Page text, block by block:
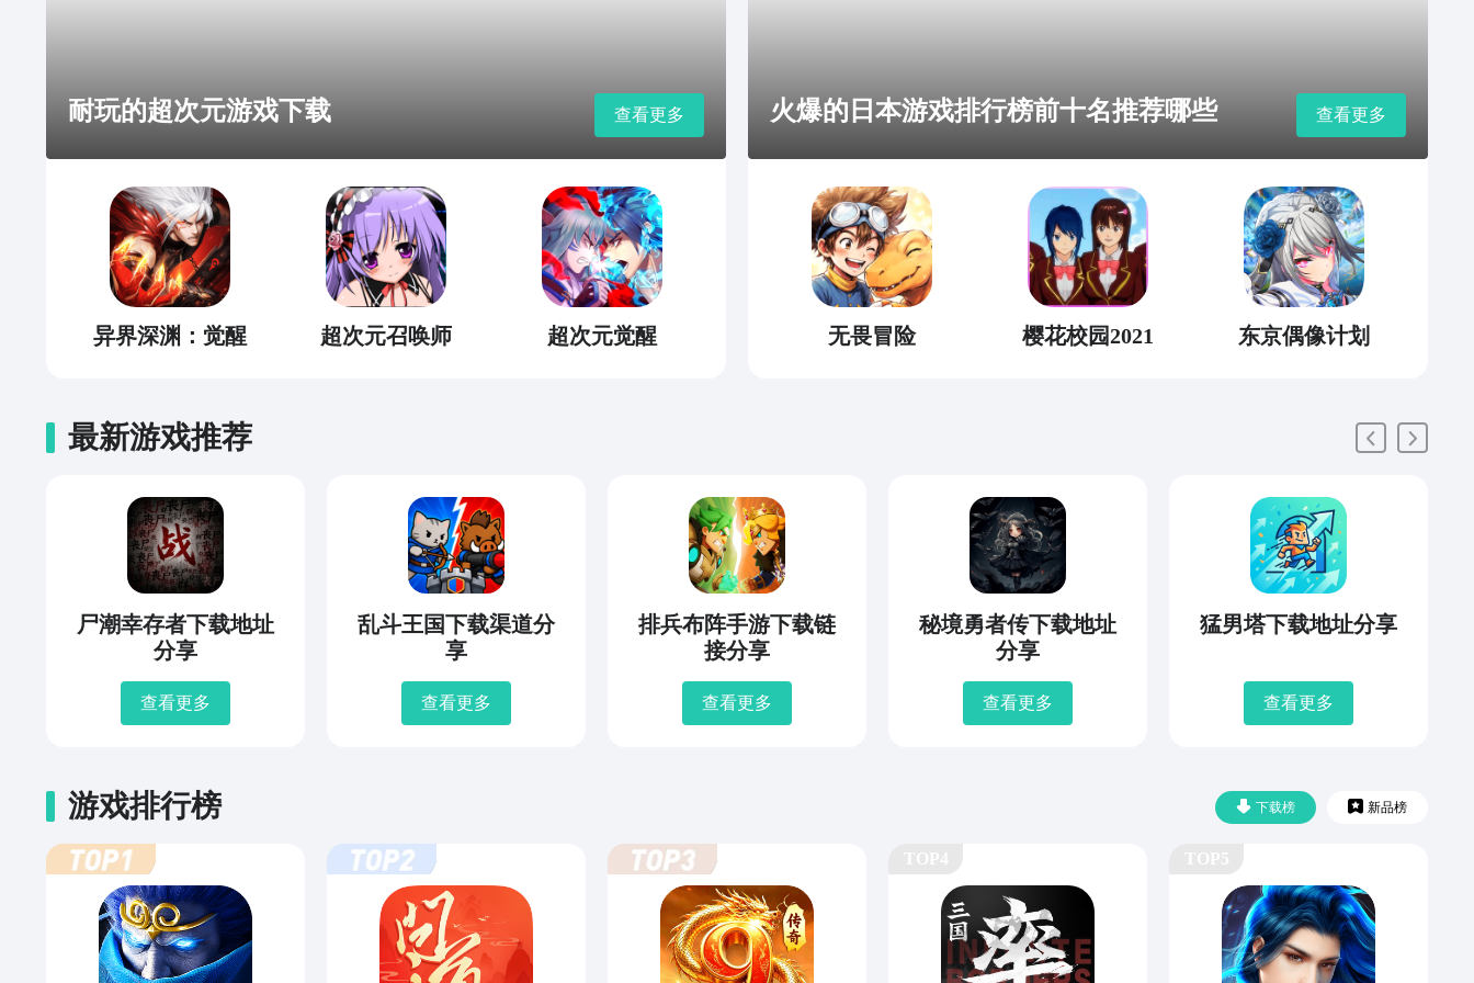
耐玩的超次元游戏下载 查看更多
异界深渊：觉醒 超次元召唤师 超次元觉醒
火爆的日本游戏排行榜前十名推荐哪些 查看更多
无畏冒险 樱花校园2021 东京偶像计划
最新游戏推荐
尸潮幸存者下载地址
分享
查看更多
乱斗王国下载渠道分
享
查看更多
排兵布阵手游下载链
接分享
查看更多
秘境勇者传下载地址
分享
查看更多
猛男塔下载地址分享
查看更多
下载榜 新品榜
游戏排行榜